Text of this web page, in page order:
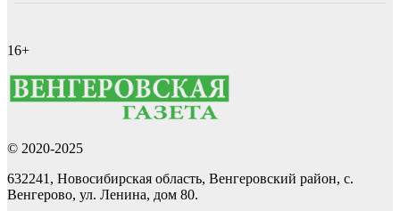
16+
© 2020-2025
632241, Новосибирская область, Венгеровский район, с.
Венгерово, ул. Ленина, дом 80.